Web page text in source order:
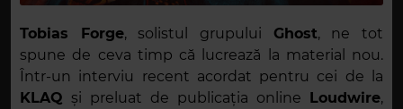
Tobias Forge, solistul grupului Ghost, ne tot
spune de ceva timp că lucrează la material nou.
Într-un interviu recent acordat pentru cei de la
KLAQ și preluat de publicația online Loudwire,